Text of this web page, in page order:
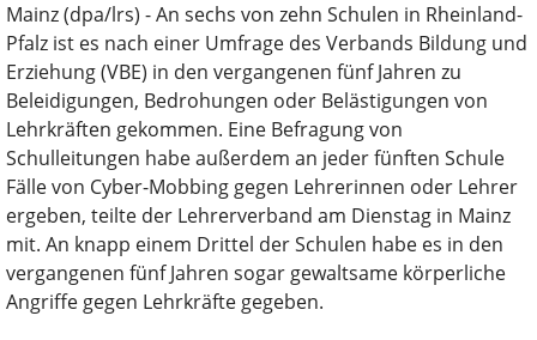
Mainz (dpa/lrs) - An sechs von zehn Schulen in Rheinland-
Pfalz ist es nach einer Umfrage des Verbands Bildung und
Erziehung (VBE) in den vergangenen fünf Jahren zu
Beleidigungen, Bedrohungen oder Belästigungen von
Lehrkräften gekommen. Eine Befragung von
Schulleitungen habe außerdem an jeder fünften Schule
Fälle von Cyber-Mobbing gegen Lehrerinnen oder Lehrer
ergeben, teilte der Lehrerverband am Dienstag in Mainz
mit. An knapp einem Drittel der Schulen habe es in den
vergangenen fünf Jahren sogar gewaltsame körperliche
Angriffe gegen Lehrkräfte gegeben.